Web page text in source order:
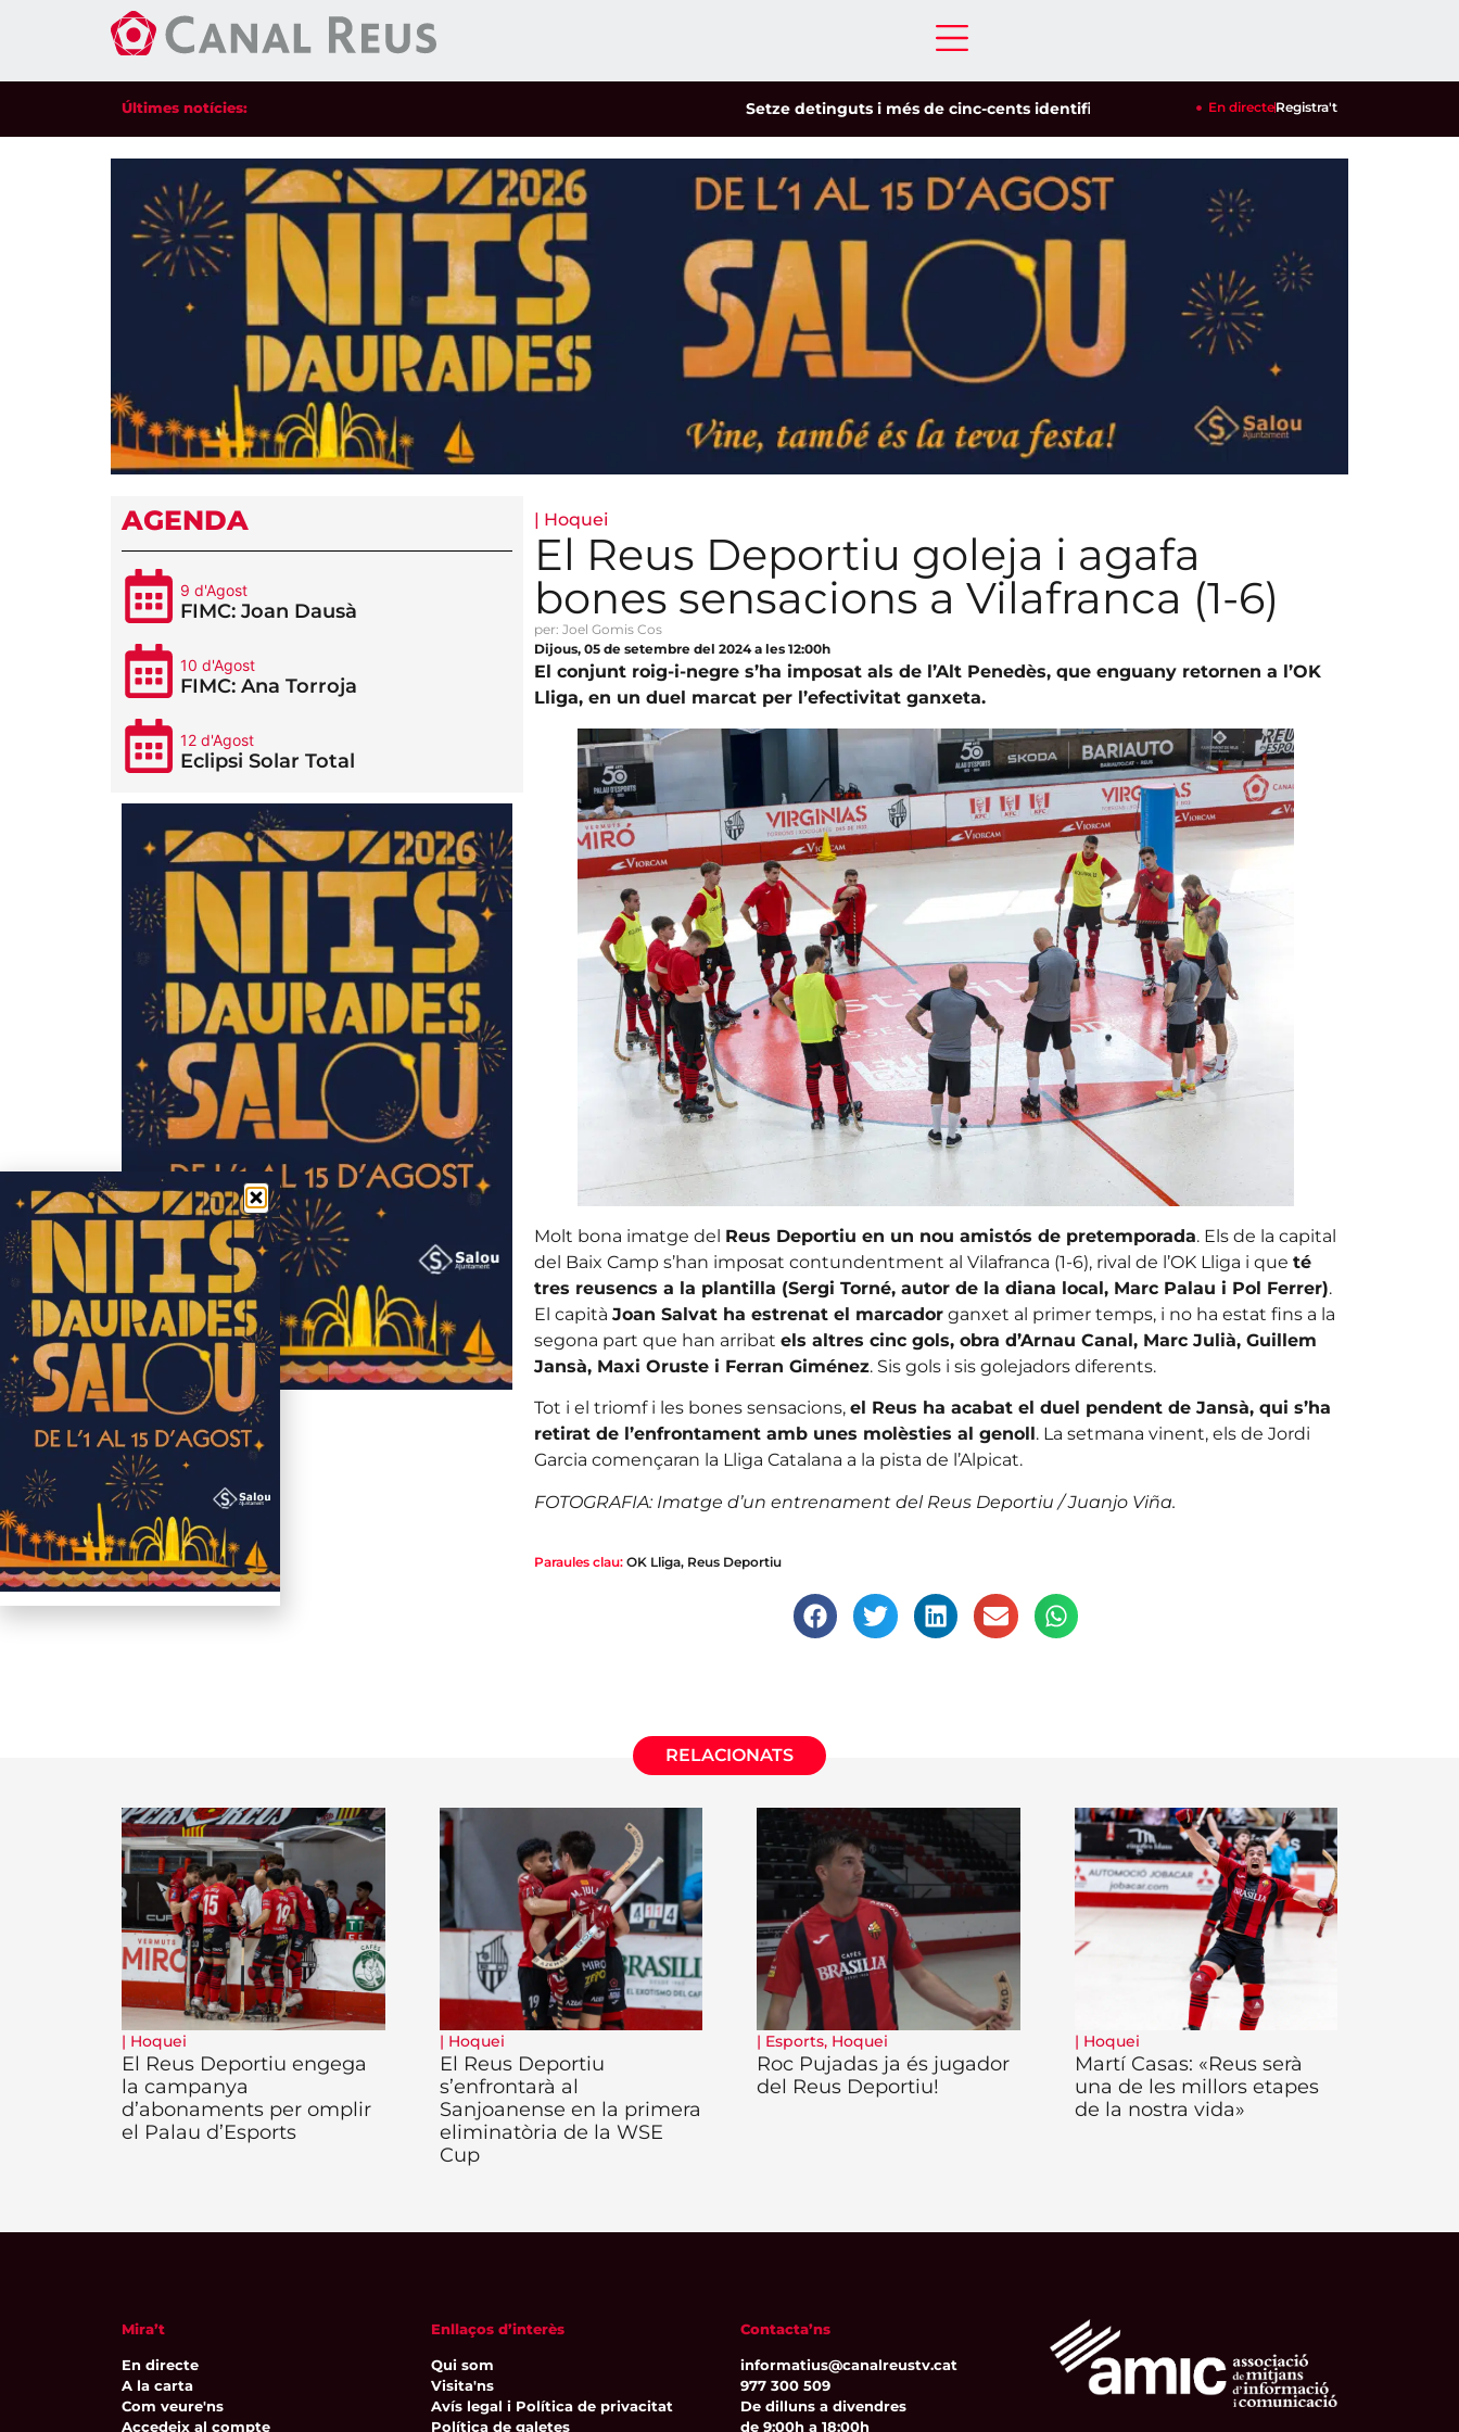
Últimes notícies: Setze detinguts i més de cinc-cents identificats en un dispositiu policial contra la
En directeRegistra't
AGENDA
9 d'Agost
FIMC: Joan Dausà
10 d'Agost
FIMC: Ana Torroja
12 d'Agost
Eclipsi Solar Total
| Hoquei
El Reus Deportiu goleja i agafa
bones sensacions a Vilafranca (1-6)
per: Joel Gomis Cos
Dijous, 05 de setembre del 2024 a les 12:00h
El conjunt roig-i-negre s’ha imposat als de l’Alt Penedès, que enguany retornen a l’OK
Lliga, en un duel marcat per l’efectivitat ganxeta.
Molt bona imatge del Reus Deportiu en un nou amistós de pretemporada. Els de la capital
del Baix Camp s’han imposat contundentment al Vilafranca (1-6), rival de l’OK Lliga i que té
tres reusencs a la plantilla (Sergi Torné, autor de la diana local, Marc Palau i Pol Ferrer).
El capità Joan Salvat ha estrenat el marcadorganxet al primer temps, i no ha estat fins a la
segona part que han arribat els altres cinc gols, obra d’Arnau Canal, Marc Julià, Guillem
Jansà, Maxi Oruste i Ferran Giménez. Sis gols i sis golejadors diferents.
Tot i el triomf i les bones sensacions, el Reus ha acabat el duel pendent de Jansà, qui s’ha
retirat de l’enfrontament amb unes molèsties al genoll. La setmana vinent, els de Jordi
Garcia començaran la Lliga Catalana a la pista de l’Alpicat.
FOTOGRAFIA: Imatge d’un entrenament del Reus Deportiu / Juanjo Viña.
Paraules clau: OK Lliga, Reus Deportiu
RELACIONATS
| Hoquei
El Reus Deportiu engega
la campanya
d’abonaments per omplir
el Palau d’Esports
| Hoquei
El Reus Deportiu
s’enfrontarà al
Sanjoanense en la primera
eliminatòria de la WSE
Cup
| Esports, Hoquei
Roc Pujadas ja és jugador
del Reus Deportiu!
| Hoquei
Martí Casas: «Reus serà
una de les millors etapes
de la nostra vida»
Mira’t
En directe
A la carta
Com veure'ns
Accedeix al compte
Enllaços d’interès
Qui som
Visita'ns
Avís legal i Política de privacitat
Política de galetes
Contacta’ns
informatius@canalreustv.cat
977 300 509
De dilluns a divendres
de 9:00h a 18:00h